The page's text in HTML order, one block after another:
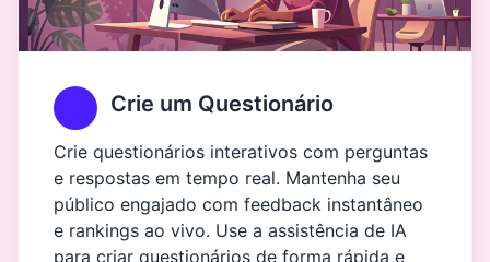
Crie um Questionário
Crie questionários interativos com perguntas
e respostas em tempo real. Mantenha seu
público engajado com feedback instantâneo
e rankings ao vivo. Use a assistência de IA
para criar questionários de forma rápida e